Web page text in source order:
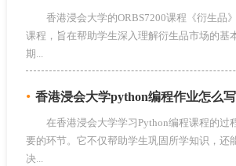
香港浸会大学的ORBS7200课程《衍生品
课程，旨在帮助学生深入理解衍生品市场的基
期...
• 香港浸会大学python编程作业怎么写
在香港浸会大学学习Python编程课程的过
要的环节。它不仅帮助学生巩固所学知识，还
决...